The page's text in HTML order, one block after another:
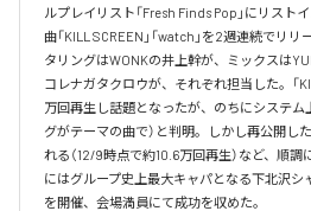
ルプレイリスト「Fresh Finds Pop」にリスト
曲「KILL SCREEN」「watch」を2週連続でリ
タリングはWONKの井上幹が、ミックスは
コレナガタクロウが、それぞれ担当した。「
万回再生し話題となったが、のちにシステム
グがテーマの曲で）と判明。しかし再公開し
れる（12/9時点で約10.6万回再生）など、順
にはグループ史上最大キャパとなる下北沢
を開催、会場満員にて成功を収めた。